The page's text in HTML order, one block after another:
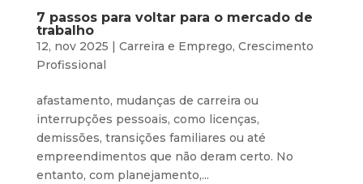
7 passos para voltar para o mercado de
trabalho
12, nov 2025 Carreira e Emprego, Crescimento
Profissional
afastamento, mudanças de carreira ou
interrupções pessoais, como licenças,
demissões, transições familiares ou até
empreendimentos que não deram certo. No
entanto, com planejamento,...